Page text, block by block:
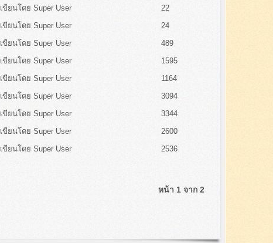
เขียนโดย Super User
22
เขียนโดย Super User
24
เขียนโดย Super User
489
เขียนโดย Super User
1595
เขียนโดย Super User
1164
เขียนโดย Super User
3094
เขียนโดย Super User
3344
เขียนโดย Super User
2600
เขียนโดย Super User 2536
หน้า 1 จาก 2